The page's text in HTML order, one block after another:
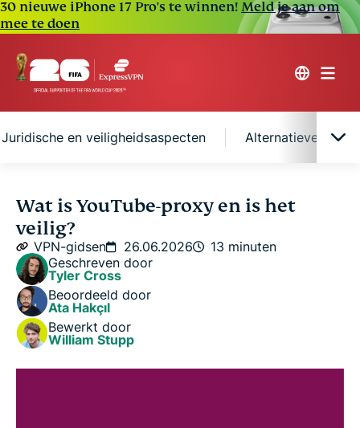
30 nieuwe iPhone 17 Pro's te winnen!Meld je aan om
mee te doen
Juridische en veiligheidsaspecten Alternatieven voor
Wat is YouTube-proxy?
Andere soorten proxy’s
Juridische en veiligheidsaspecten
Alternatieven voor VPN’s en YouTube-proxy's
Wat is YouTube-proxy en is het
veilig?
VPN-gidsen 26.06.2026
13 minuten
Geschreven door
Tyler Cross
Beoordeeld door
Ata Hakçıl
Bewerkt door
William Stupp